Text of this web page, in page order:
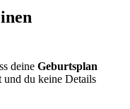
deine Geburtsplan
und du keine Details